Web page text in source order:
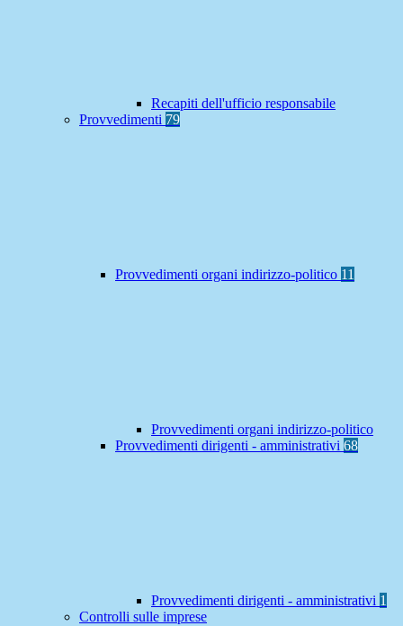
Recapiti dell'ufficio responsabile
Provvedimenti 79
Provvedimenti organi indirizzo-politico 11
Provvedimenti organi indirizzo-politico
Provvedimenti dirigenti - amministrativi 68
Provvedimenti dirigenti - amministrativi 1
Controlli sulle imprese